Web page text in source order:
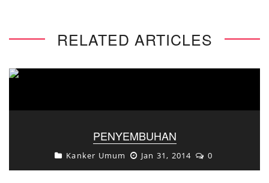
RELATED ARTICLES
PENYEMBUHAN
Kanker Umum Jan 31, 2014 0